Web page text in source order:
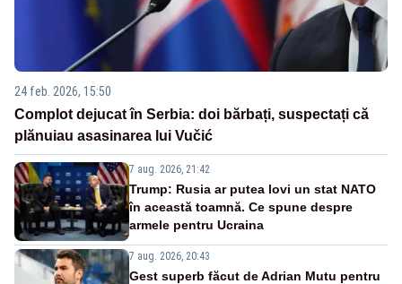
24 feb. 2026, 15:50
Complot dejucat în Serbia: doi bărbați, suspectați că
plănuiau asasinarea lui Vučić
7 aug. 2026, 21:42
Trump: Rusia ar putea lovi un stat NATO
în această toamnă. Ce spune despre
armele pentru Ucraina
7 aug. 2026, 20:43
Gest superb făcut de Adrian Mutu pentru